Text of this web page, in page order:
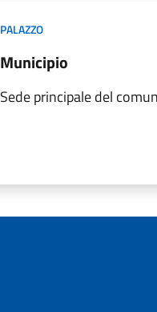
PALAZZO
Municipio
Sede principale del